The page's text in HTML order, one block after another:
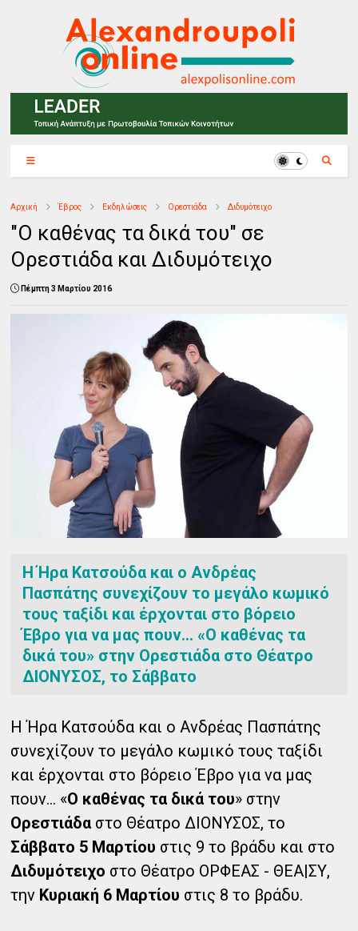
Αρχική Έβρος Εκδηλώσεις Ορεστιάδα Διδυμότειχο
"Ο καθένας τα δικά του" σε
Ορεστιάδα και Διδυμότειχο
Πέμπτη 3 Μαρτίου 2016
Η Ήρα Κατσούδα και ο Ανδρέας
Πασπάτης συνεχίζουν το μεγάλο κωμικό
τους ταξίδι και έρχονται στο βόρειο
Έβρο για να μας πουν... «Ο καθένας τα
δικά του» στην Ορεστιάδα στο Θέατρο
ΔΙΟΝΥΣΟΣ, το Σάββατο
Η Ήρα Κατσούδα και ο Ανδρέας Πασπάτης
συνεχίζουν το μεγάλο κωμικό τους ταξίδι
και έρχονται στο βόρειο Έβρο για να μας
πουν... «Ο καθένας τα δικά του» στην
Ορεστιάδα στο Θέατρο ΔΙΟΝΥΣΟΣ, το
Σάββατο 5 Μαρτίου στις 9 το βράδυ και στο
Διδυμότειχο στο Θέατρο ΟΡΦΕΑΣ - ΘΕΑ|ΣΥ,
την Κυριακή 6 Μαρτίου στις 8 το βράδυ.